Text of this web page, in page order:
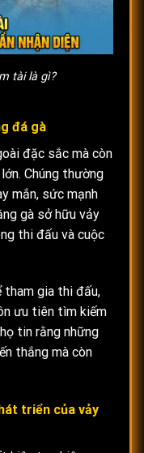
tài là gì?
đá gà
đặc sắc mà còn
Chúng thường
mắn, sức mạnh
gà sở hữu vảy
thi đấu và cuộc
tham gia thi đấu,
ưu tiên tìm kiếm
tin rằng những
thắng mà còn
triển của vảy